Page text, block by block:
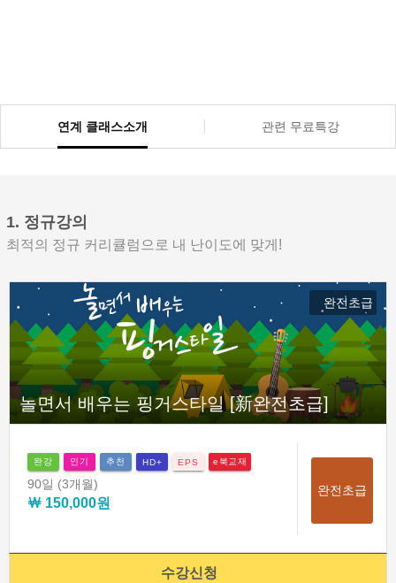
연계 클래스소개 관련 무료특강
1. 정규강의
최적의 정규 커리큘럼으로 내 난이도에 맞게!
완전초급
놀면서 배우는 핑거스타일 [新완전초급]
완강 인기 추천 HD+ EPS e북교재
90일 (3개월)
￦ 150,000원
완전초급
수강신청